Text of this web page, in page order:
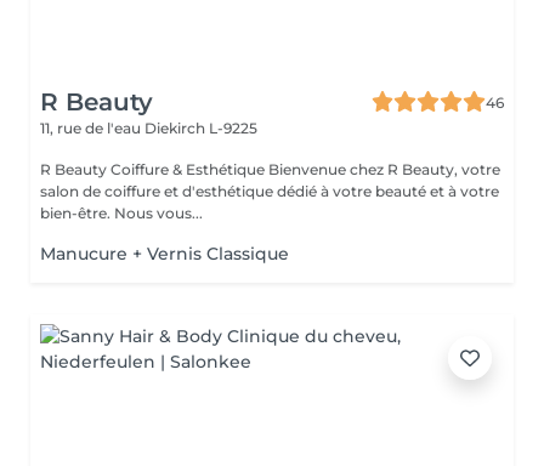
R Beauty
46
11, rue de l'eau Diekirch L-9225
R Beauty Coiffure & Esthétique Bienvenue chez R Beauty, votre
salon de coiffure et d'esthétique dédié à votre beauté et à votre
bien-être. Nous vous...
Manucure + Vernis Classique